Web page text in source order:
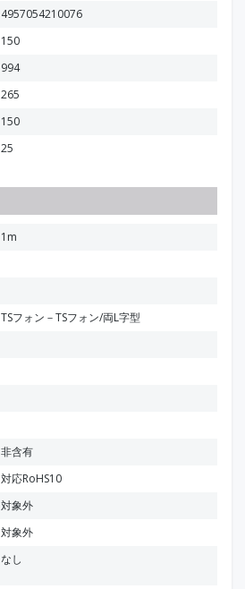
4957054210076
150
994
265
150
25
1m
TSフォン－TSフォン/両L字型
非含有
対応RoHS10
対象外
対象外
なし